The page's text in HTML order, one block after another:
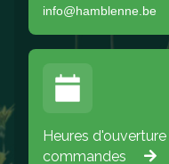
info@hamblenne.be
Heures
commandes